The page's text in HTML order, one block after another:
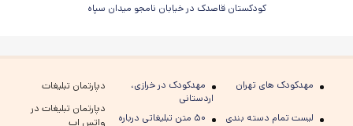
کودکستان قاصدک در خیابان نامجو میدان سپاه
مهدکودک های تهران
مهدکودک در خرازی،
اردستانی
لیست تمام دسته بندی
۵۰ متن تبلیغاتی درباره
دپارتمان تبلیغات
دپارتمان تبلیغات در
واتس اپ